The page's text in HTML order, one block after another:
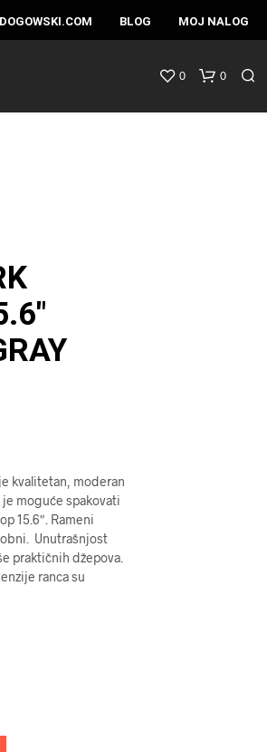
BLOG MOJ NALOG
0 0
kvalitetan, moderan
moguće spakovati
15.6″. Rameni
Unutrašnjost
praktičnih džepova.
ranca su